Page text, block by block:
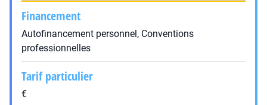
Financement
Autofinancement personnel, Conventions
professionnelles
Tarif particulier
€